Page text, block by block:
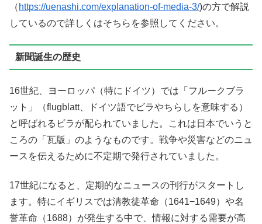
（ https://uenashi.com/explanation-of-media-3/)の方で解説
しているので詳しくはそちらを参照してください。
新聞誕生の歴史
16世紀、ヨーロッパ（特にドイツ）では「フルークブラ
ット」（flugblatt、ドイツ語でビラやちらしを意味する）
と呼ばれるビラが配られていました。これは日本でいうと
ころの「瓦版」のようなものです。戦争や災害などのニュ
ースを伝えるために不定期で発行されていました。
17世紀になると、定期的なニュースの刊行がスタートし
ます。特にイギリスでは清教徒革命（1641−1649）や名
誉革命（1688）が発生する中で、情報に対する需要が高